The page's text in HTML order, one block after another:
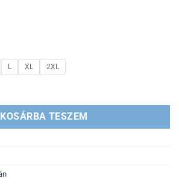
L XL 2XL
csomag mennyiség
KOSÁRBA TESZEM